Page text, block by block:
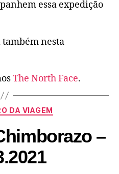
essa expedição
também nesta
The North Face.
DA VIAGEM
–